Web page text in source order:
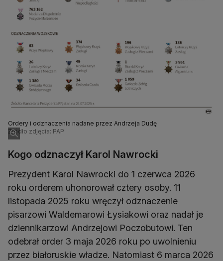
Ordery i odznaczenia nadane przez Andrzeja Dudę
Źródło zdjęcia: PAP
Kogo odznaczył Karol Nawrocki
Prezydent Karol Nawrocki do 1 czerwca 2026
roku orderem uhonorował cztery osoby. 11
listopada 2025 roku wręczył odznaczenie
pisarzowi Waldemarowi Łysiakowi oraz nadał je
dziennikarzowi Andrzejowi Poczobutowi. Ten
odebrał order 3 maja 2026 roku po uwolnieniu
przez białoruskie władze. Natomiast 6 marca 2026